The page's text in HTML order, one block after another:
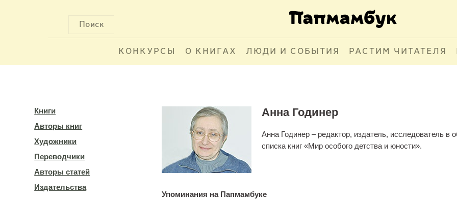
Поиск
КОНКУРСЫ О КНИГАХ ЛЮДИ И СОБЫТИЯ РАСТИМ ЧИТАТЕЛЯ
Книги
Авторы книг
Художники
Переводчики
Авторы статей
Издательства
Анна Годинер
Анна Годинер – редактор, издатель, исследователь в
списка книг «Мир особого детства и юности».
Упоминания на Папмамбуке